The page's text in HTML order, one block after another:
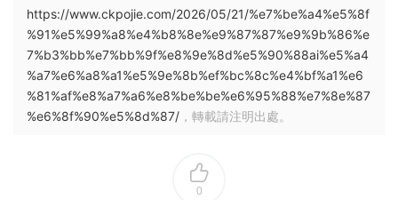
https://www.ckpojie.com/2026/05/21/%e7%be%a4%e5%8f
%91%e5%99%a8%e4%b8%8e%e9%87%87%e9%9b%86%e
7%b3%bb%e7%bb%9f%e8%9e%8d%e5%90%88ai%e5%a4
%a7%e6%a8%a1%e5%9e%8b%ef%bc%8c%e4%bf%a1%e6
%81%af%e8%a7%a6%e8%be%be%e6%95%88%e7%8e%87
%e6%8f%90%e5%8d%87/ ，轉載請注明出處。
0